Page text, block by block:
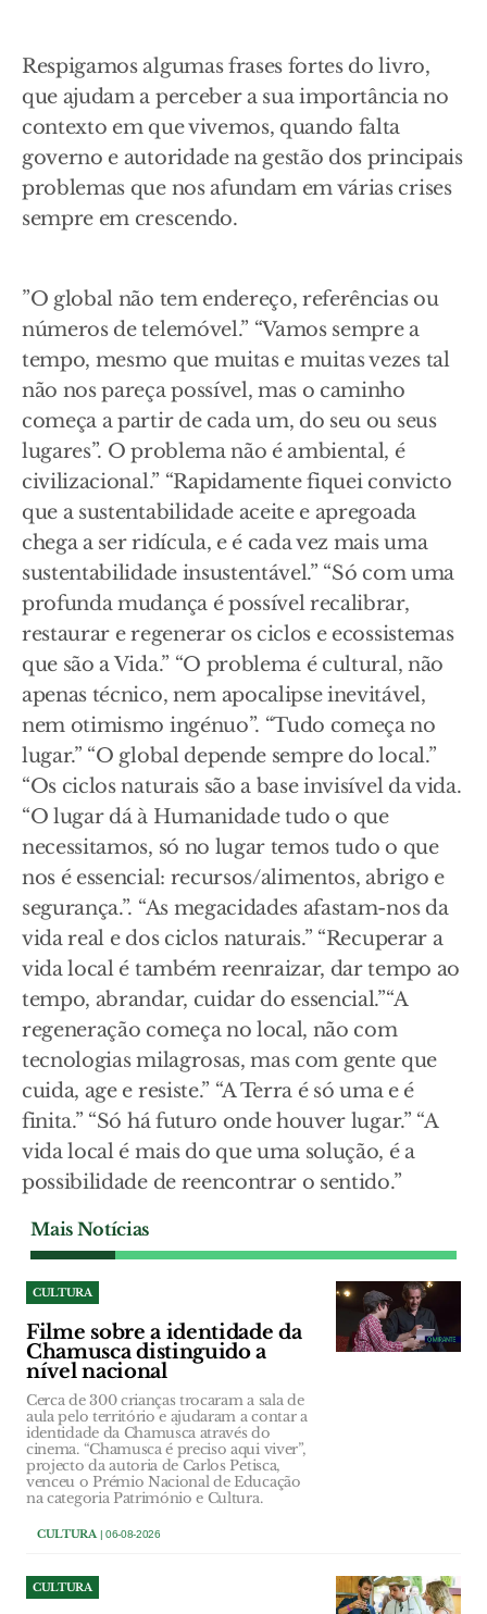
Respigamos algumas frases fortes do livro,
que ajudam a perceber a sua importância no
contexto em que vivemos, quando falta
governo e autoridade na gestão dos principais
problemas que nos afundam em várias crises
sempre em crescendo.
”O global não tem endereço, referências ou
números de telemóvel.” “Vamos sempre a
tempo, mesmo que muitas e muitas vezes tal
não nos pareça possível, mas o caminho
começa a partir de cada um, do seu ou seus
lugares”. O problema não é ambiental, é
civilizacional.” “Rapidamente fiquei convicto
que a sustentabilidade aceite e apregoada
chega a ser ridícula, e é cada vez mais uma
sustentabilidade insustentável.” “Só com uma
profunda mudança é possível recalibrar,
restaurar e regenerar os ciclos e ecossistemas
que são a Vida.” “O problema é cultural, não
apenas técnico, nem apocalipse inevitável,
nem otimismo ingénuo”. “Tudo começa no
lugar.” “O global depende sempre do local.”
“Os ciclos naturais são a base invisível da vida.
“O lugar dá à Humanidade tudo o que
necessitamos, só no lugar temos tudo o que
nos é essencial: recursos/alimentos, abrigo e
segurança.”. “As megacidades afastam-nos da
vida real e dos ciclos naturais.” “Recuperar a
vida local é também reenraizar, dar tempo ao
tempo, abrandar, cuidar do essencial.”“A
regeneração começa no local, não com
tecnologias milagrosas, mas com gente que
cuida, age e resiste.” “A Terra é só uma e é
finita.” “Só há futuro onde houver lugar.” “A
vida local é mais do que uma solução, é a
possibilidade de reencontrar o sentido.”
Mais Notícias
CULTURA
Filme sobre a identidade da
Chamusca distinguido a
nível nacional
Cerca de 300 crianças trocaram a sala de
aula pelo território e ajudaram a contar a
identidade da Chamusca através do
cinema. “Chamusca é preciso aqui viver”,
projecto da autoria de Carlos Petisca,
venceu o Prémio Nacional de Educação
na categoria Património e Cultura.
CULTURA| 06-08-2026
CULTURA